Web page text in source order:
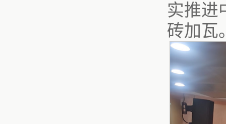
实推进
砖加瓦